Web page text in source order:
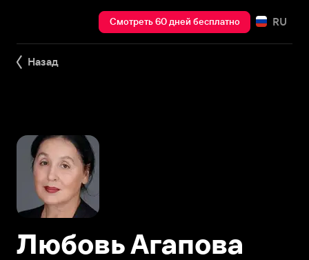
Смотреть 60 дней бесплатно RU
Назад
Любовь Агапова